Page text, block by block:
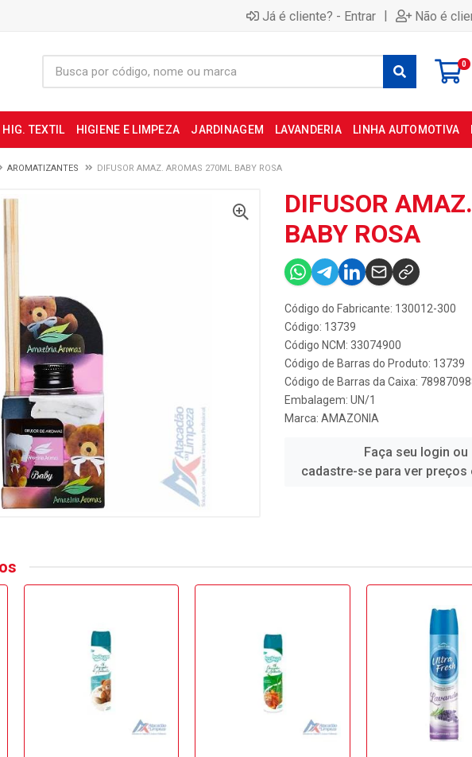
Já é cliente? - Entrar | Não é
0
HIG. TEXTIL HIGIENE E LIMPEZA JARDINAGEM LAVANDERIA LINHA AUTOMOTIVA
AROMATIZANTES DIFUSOR AMAZ. AROMAS 270ML BABY ROSA
DIFUSOR
BABY ROSA
Código do Fabricante: 130012-300
Código: 13739
Código NCM: 33074900
Código de Barras do Produto: 13739
Código de Barras da Caixa:
Embalagem: UN/1
Marca: AMAZONIA
Faça seu login ou
cadastre-se para ver preços